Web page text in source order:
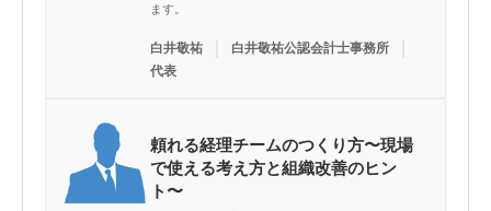
ます。
白井敬祐 白井敬祐公認会計士事務所
代表
頼れる経理チームのつくり方〜現場
で使える考え方と組織改善のヒン
ト〜